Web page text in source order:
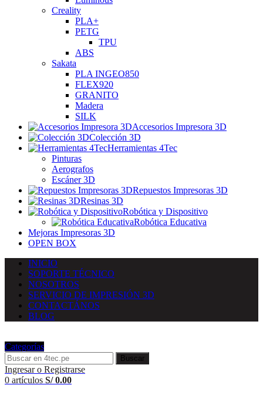
Creality
PLA+
PETG
TPU
ABS
Sakata
PLA INGEO850
FLEX920
GRANITO
Madera
SILK
Accesorios Impresora 3D
Colección 3D
Herramientas 4Tec
Pinturas
Aerografos
Escáner 3D
Repuestos Impresoras 3D
Resinas 3D
Robótica y Dispositivo
Robótica Educativa
Mejoras Impresoras 3D
OPEN BOX
INICIO
SOPORTE TÉCNICO
NOSOTROS
SERVICIO DE IMPRESIÓN 3D
CONTACTÁNOS
BLOG
Categorías
Buscar
Ingresar o Registrarse
0 artículos S/0.00